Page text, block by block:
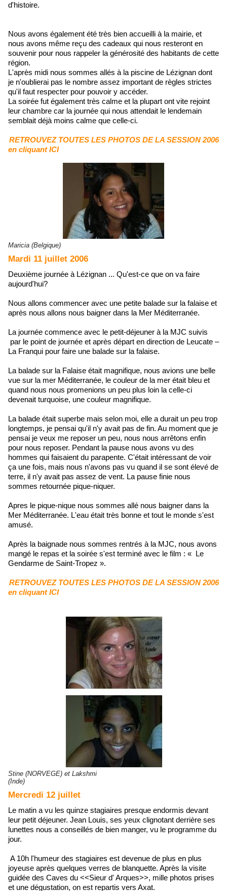
d'histoire.
Nous avons également été très bien accueilli à la mairie, et
nous avons même reçu des cadeaux qui nous resteront en
souvenir pour nous rappeler la générosité des habitants de cette
région.
L'après midi nous sommes allés à la piscine de Lézignan dont
je n'oublierai pas le nombre assez important de règles strictes
qu'il faut respecter pour pouvoir y accéder.
La soirée fut également très calme et la plupart ont vite rejoint
leur chambre car la journée qui nous attendait le lendemain
semblait déjà moins calme que celle-ci.
RETROUVEZ TOUTES LES PHOTOS DE LA SESSION 2006
en cliquant ICI
Maricia (Belgique)
Mardi 11 juillet 2006
Deuxième journée à Lézignan ... Qu'est-ce que on va faire
aujourd'hui?
Nous allons commencer avec une petite balade sur la falaise et
après nous allons nous baigner dans la Mer Méditerranée.
La journée commence avec le petit-déjeuner à la MJC suivis
par le point de journée et après départ en direction de Leucate –
La Franqui pour faire une balade sur la falaise.
La balade sur la Falaise était magnifique, nous avions une belle
vue sur la mer Méditerranée, le couleur de la mer était bleu et
quand nous nous promenions un peu plus loin la celle-ci
devenait turquoise, une couleur magnifique.
La balade était superbe mais selon moi, elle a durait un peu trop
longtemps, je pensai qu'il n'y avait pas de fin. Au moment que je
pensai je veux me reposer un peu, nous nous arrêtons enfin
pour nous reposer. Pendant la pause nous avons vu des
hommes qui faisaient du parapente. C'était intéressant de voir
ça une fois, mais nous n'avons pas vu quand il se sont élevé de
terre, il n'y avait pas assez de vent. La pause finie nous
sommes retournée pique-niquer.
Apres le pique-nique nous sommes allé nous baigner dans la
Mer Méditerranée. L'eau était très bonne et tout le monde s'est
amusé.
Après la baignade nous sommes rentrés à la MJC, nous avons
mangé le repas et la soirée s'est terminé avec le film : « Le
Gendarme de Saint-Tropez ».
RETROUVEZ TOUTES LES PHOTOS DE LA SESSION 2006
en cliquant ICI
Stine (NORVEGE) et Lakshmi
(Inde)
Mercredi 12 juillet
Le matin a vu les quinze stagiaires presque endormis devant
leur petit déjeuner. Jean Louis, ses yeux clignotant derrière ses
lunettes nous a conseillés de bien manger, vu le programme du
jour.
A 10h l'humeur des stagiaires est devenue de plus en plus
joyeuse après quelques verres de blanquette. Après la visite
guidée des Caves du <<Sieur d' Arques>>, mille photos prises
et une dégustation, on est repartis vers Axat.